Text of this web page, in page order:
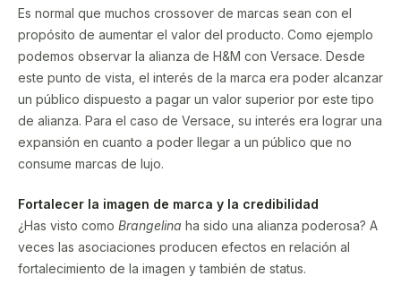
Es normal que muchos crossover de marcas sean con el
propósito de aumentar el valor del producto. Como ejemplo
podemos observar la alianza de H&M con Versace. Desde
este punto de vista, el interés de la marca era poder alcanzar
un público dispuesto a pagar un valor superior por este tipo
de alianza. Para el caso de Versace, su interés era lograr una
expansión en cuanto a poder llegar a un público que no
consume marcas de lujo.
Fortalecer la imagen de marca y la credibilidad
¿Has visto como Brangelina ha sido una alianza poderosa? A
veces las asociaciones producen efectos en relación al
fortalecimiento de la imagen y también de status.